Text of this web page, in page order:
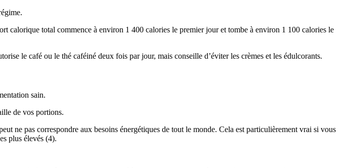
calorique total commence à environ 1 400 calories le premier jour et tombe à environ 1 100 calories le
le café ou le thé caféiné deux fois par jour, mais conseille d’éviter les crèmes et les édulcorants.
sain.
de vos portions.
ne pas correspondre aux besoins énergétiques de tout le monde. Cela est particulièrement vrai si vous
plus élevés (4).